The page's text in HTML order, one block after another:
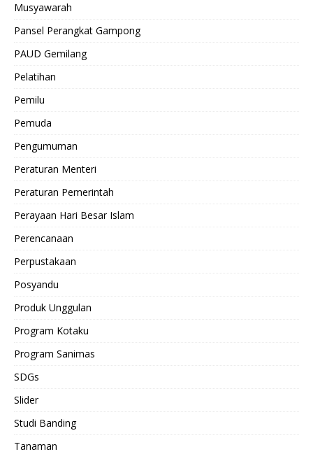
Musyawarah
Pansel Perangkat Gampong
PAUD Gemilang
Pelatihan
Pemilu
Pemuda
Pengumuman
Peraturan Menteri
Peraturan Pemerintah
Perayaan Hari Besar Islam
Perencanaan
Perpustakaan
Posyandu
Produk Unggulan
Program Kotaku
Program Sanimas
SDGs
Slider
Studi Banding
Tanaman